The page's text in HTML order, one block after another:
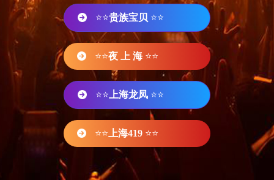
⭐⭐贵族宝贝 ⭐⭐
⭐⭐夜 上 海 ⭐⭐
⭐⭐ 上海龙凤 ⭐⭐
⭐⭐ 上海419 ⭐⭐